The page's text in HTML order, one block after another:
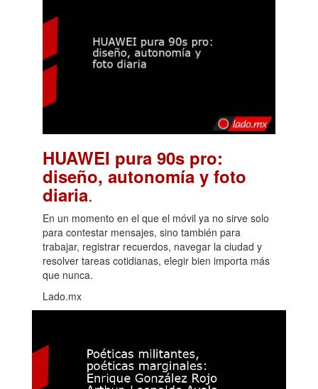
HUAWEI pura 90s pro:
diseño, autonomía y foto
diaria.
En un momento en el que el móvil ya no sirve solo
para contestar mensajes, sino también para
trabajar, registrar recuerdos, navegar la ciudad y
resolver tareas cotidianas, elegir bien importa más
que nunca.
Lado.mx